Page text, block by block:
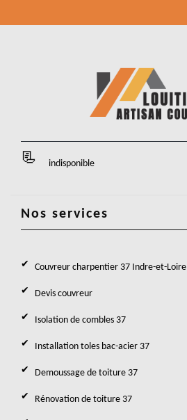
indisponible
Nos services
Couvreur charpentier 37 Indre-et-Loire
Devis couvreur
Isolation de combles 37
Installation toles bac-acier 37
Demoussage de toiture 37
Rénovation de toiture 37